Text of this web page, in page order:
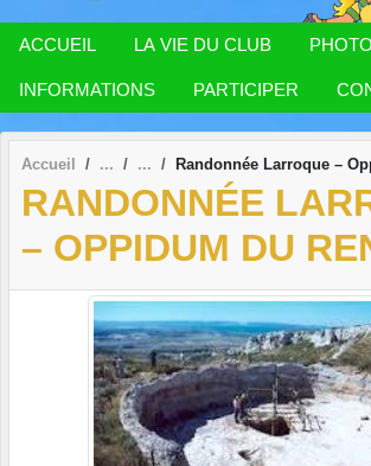
ACCUEIL LA VIE DU CLUB
INFORMATIONS PARTICIPER
Accueil Randonnée Larroque –
RANDONNÉE
– OPPIDUM DU